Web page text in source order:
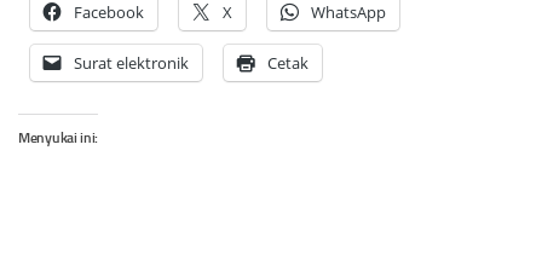
Facebook X WhatsApp
Surat elektronik Cetak
Menyukai ini: